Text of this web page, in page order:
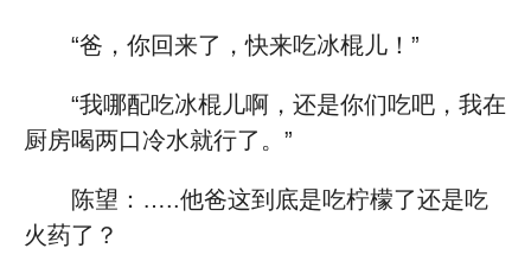
“爸，你回来了，快来吃冰棍儿！”
“我哪配吃冰棍儿啊，还是你们吃吧，我在
厨房喝两口冷水就行了。”
陈望：…..他爸这到底是吃柠檬了还是吃
火药了？